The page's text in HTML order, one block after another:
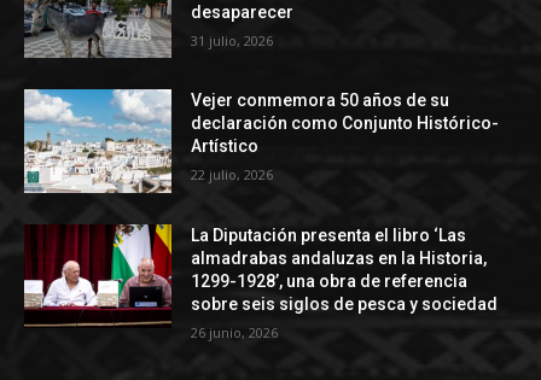
desaparecer
31 julio, 2026
Vejer conmemora 50 años de su
declaración como Conjunto Histórico-
Artístico
22 julio, 2026
La Diputación presenta el libro ‘Las
almadrabas andaluzas en la Historia,
1299-1928’, una obra de referencia
sobre seis siglos de pesca y sociedad
26 junio, 2026